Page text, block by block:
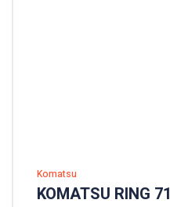
Komatsu
KOMATSU RING